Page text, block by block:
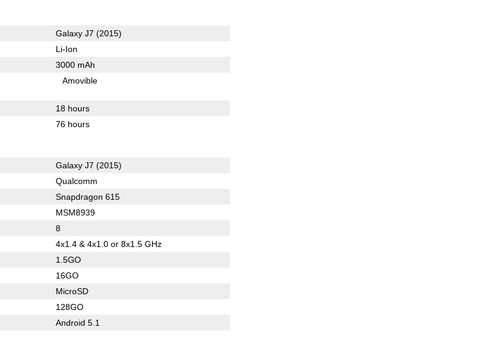
Galaxy J7 (2015)
Li-Ion
3000 mAh
Amovible
18 hours
76 hours
Galaxy J7 (2015)
Qualcomm
Snapdragon 615
MSM8939
8
4x1.4 & 4x1.0 or 8x1.5 GHz
1.5GO
16GO
MicroSD
128GO
Android 5.1